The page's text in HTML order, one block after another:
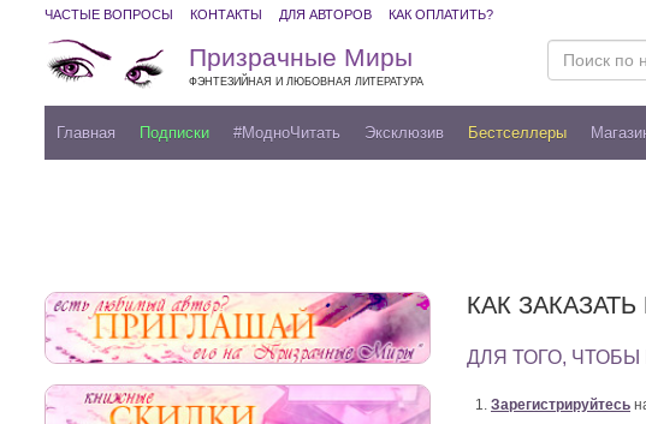
ЧАСТЫЕ ВОПРОСЫ КОНТАКТЫ ДЛЯ АВТОРОВ КАК ОПЛАТИТЬ?
Призрачные Миры
ФЭНТЕЗИЙНАЯ И ЛЮБОВНАЯ ЛИТЕРАТУРА
Главная Подписки #МодноЧитать Эксклюзив Бестселлеры
КАК
ДЛЯ ТОГО,
Зарегистрируйтесь